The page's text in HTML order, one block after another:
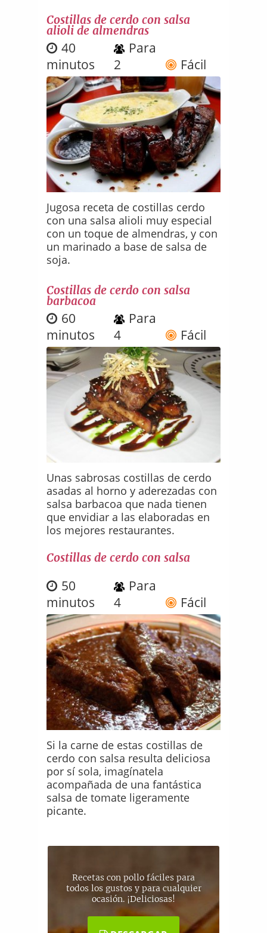
Costillas de cerdo con salsa
alioli de almendras
40
minutos
Para
2
Fácil
Jugosa receta de costillas cerdo
con una salsa alioli muy especial
con un toque de almendras, y con
un marinado a base de salsa de
soja.
Costillas de cerdo con salsa
barbacoa
60
minutos
Para
4
Fácil
Unas sabrosas costillas de cerdo
asadas al horno y aderezadas con
salsa barbacoa que nada tienen
que envidiar a las elaboradas en
los mejores restaurantes.
Costillas de cerdo con salsa
50
minutos
Para
4
Fácil
Si la carne de estas costillas de
cerdo con salsa resulta deliciosa
por sí sola, imagínatela
acompañada de una fantástica
salsa de tomate ligeramente
picante.
Recetas con pollo fáciles para
todos los gustos y para cualquier
ocasión. ¡Deliciosas!